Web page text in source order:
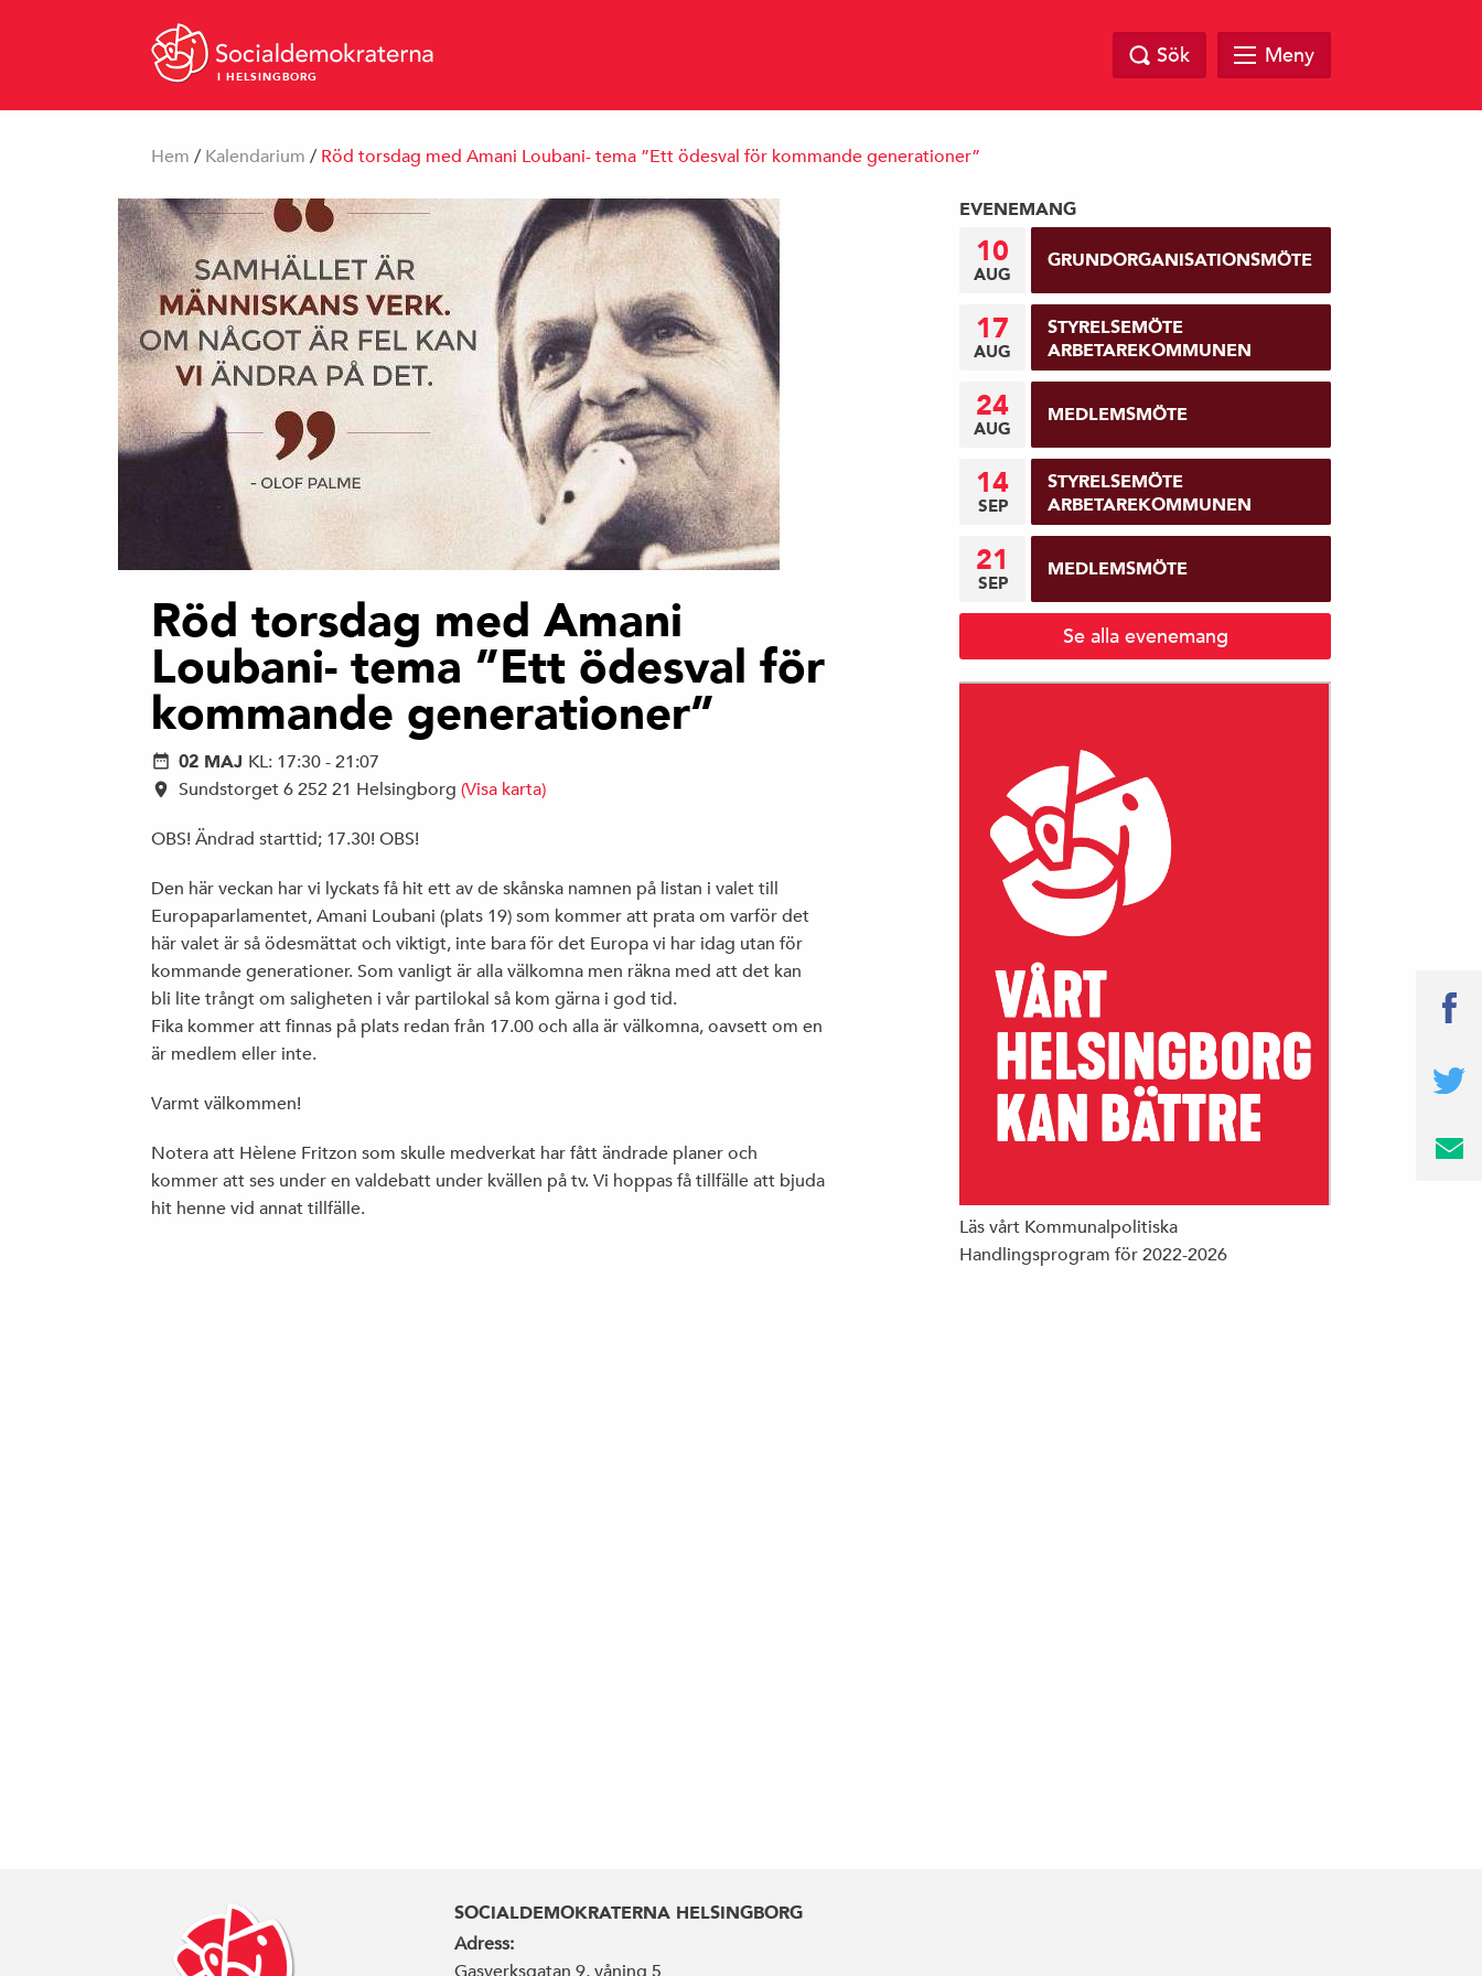
I HELSINGBORG
Sök Meny
Hem / Kalendarium / Röd torsdag med Amani Loubani- tema ”Ett ödesval för kommande generationer”
Röd torsdag med Amani
Loubani- tema ”Ett ödesval för
kommande generationer”
02 MAJ KL: 17:30 - 21:07
Sundstorget 6 252 21 Helsingborg (Visa karta)
OBS! Ändrad starttid; 17.30! OBS!
Den här veckan har vi lyckats få hit ett av de skånska namnen på listan i valet till
Europaparlamentet, Amani Loubani (plats 19) som kommer att prata om varför det
här valet är så ödesmättat och viktigt, inte bara för det Europa vi har idag utan för
kommande generationer. Som vanligt är alla välkomna men räkna med att det kan
bli lite trångt om saligheten i vår partilokal så kom gärna i god tid.
Fika kommer att finnas på plats redan från 17.00 och alla är välkomna, oavsett om en
är medlem eller inte.
Varmt välkommen!
Notera att Hèlene Fritzon som skulle medverkat har fått ändrade planer och
kommer att ses under en valdebatt under kvällen på tv. Vi hoppas få tillfälle att bjuda
hit henne vid annat tillfälle.
EVENEMANG
10
AUG
GRUNDORGANISATIONSMÖTE
17
AUG
STYRELSEMÖTE
ARBETAREKOMMUNEN
24
AUG
MEDLEMSMÖTE
14
SEP
STYRELSEMÖTE
ARBETAREKOMMUNEN
21
SEP
MEDLEMSMÖTE
Se alla evenemang
Läs vårt Kommunalpolitiska
Handlingsprogram för 2022-2026
SOCIALDEMOKRATERNA HELSINGBORG
Adress: